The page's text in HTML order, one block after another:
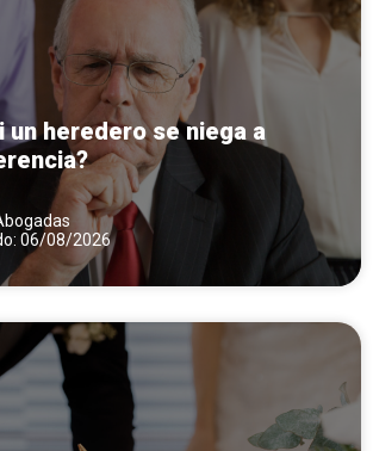
un heredero se niega a
06/08/2026